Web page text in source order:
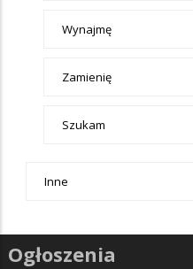
Wynajmę
Zamienię
Szukam
Inne
Ogłoszenia